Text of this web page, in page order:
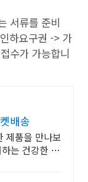
서류를 준비
하요구권 -> 가
수가 가능합니
배송
제품을 만나보
는 건강한 선